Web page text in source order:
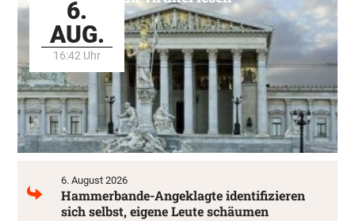
6.
AUG.
16:42 Uhr
6. August 2026
Hammerbande-Angeklagte identifizieren
sich selbst, eigene Leute schäumen